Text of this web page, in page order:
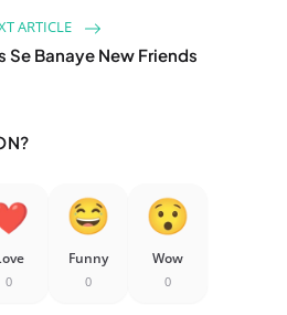
ARTICLE
Se Banaye New Friends
0
Funny
0
Wow
0